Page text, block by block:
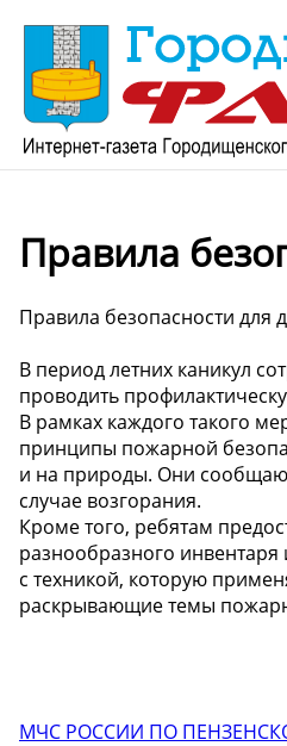
Правила
Правила безопасности для
В период летних каникул
проводить
В рамках каждого такого
принципы пожарной
и на природы. Они
случае возгорания.
Кроме того, ребятам
разнообразного инвентаря
с техникой, которую
раскрывающие темы
МЧС РОССИИ ПО